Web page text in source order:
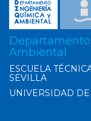
Ambiental
ESCUELA
SEVILLA
UNIVERSIDAD